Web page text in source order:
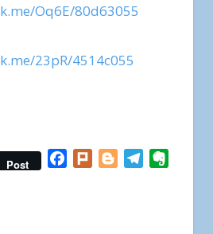
Oq6E/80d63055
23pR/4514c055
Post Facebook
Plurk BloggerTelegram